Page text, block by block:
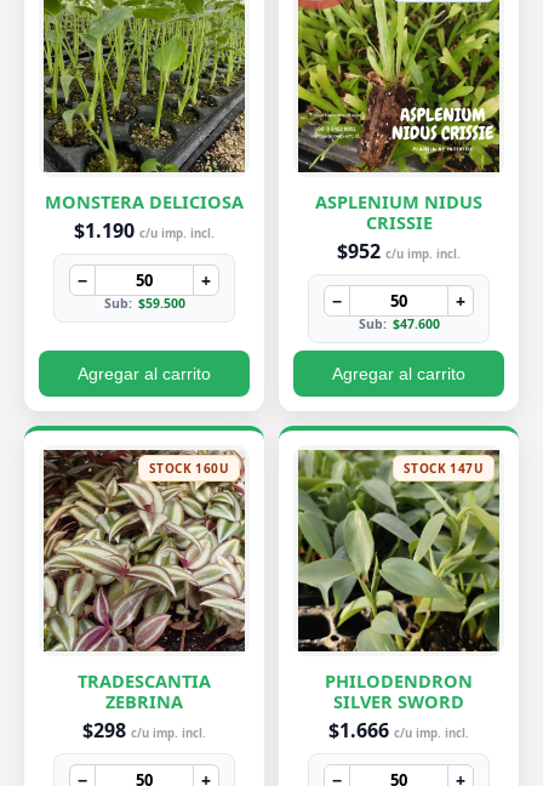
MONSTERA DELICIOSA
$1.190 c/u imp. incl.
− +
Sub: $59.500
Agregar al carrito
ASPLENIUM NIDUS
CRISSIE
$952 c/u imp. incl.
− +
Sub: $47.600
Agregar al carrito
STOCK 160U
TRADESCANTIA
ZEBRINA
$298 c/u imp. incl.
− +
STOCK 147U
PHILODENDRON
SILVER SWORD
$1.666 c/u imp. incl.
− +